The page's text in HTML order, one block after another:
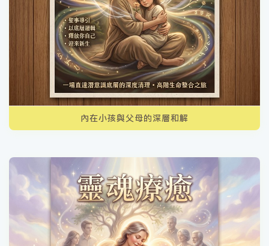
內在小孩與父母的深層和解